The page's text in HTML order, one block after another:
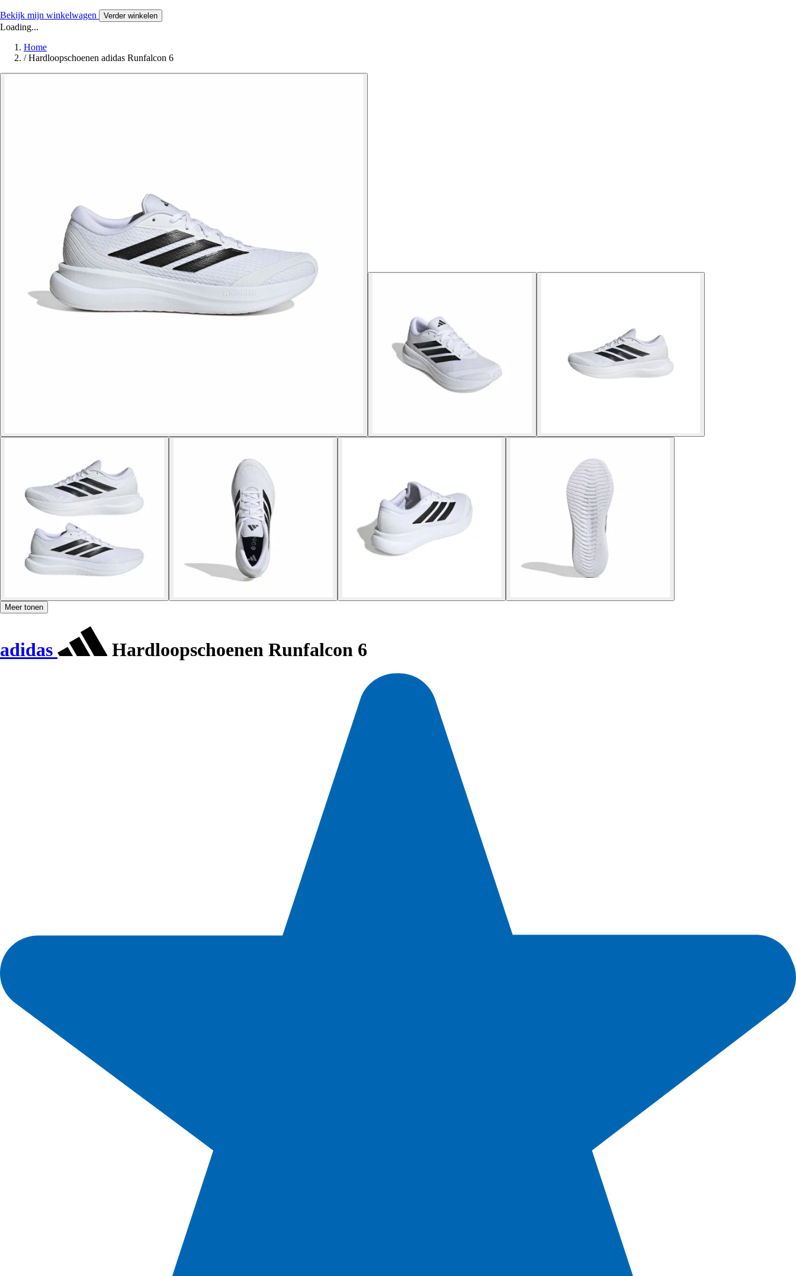
Bekijk mijn winkelwagen Verder winkelen
Loading...
Home
/ Hardloopschoenen adidas Runfalcon 6
Meer tonen
adidas Hardloopschoenen Runfalcon 6